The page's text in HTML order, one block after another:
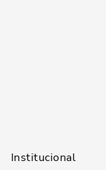
Institucional